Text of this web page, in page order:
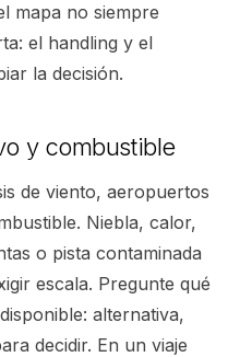
mapa no siempre
el handling y el
la decisión.
y combustible
de viento, aeropuertos
Niebla, calor,
o pista contaminada
escala. Pregunte qué
alternativa,
decidir. En un viaje